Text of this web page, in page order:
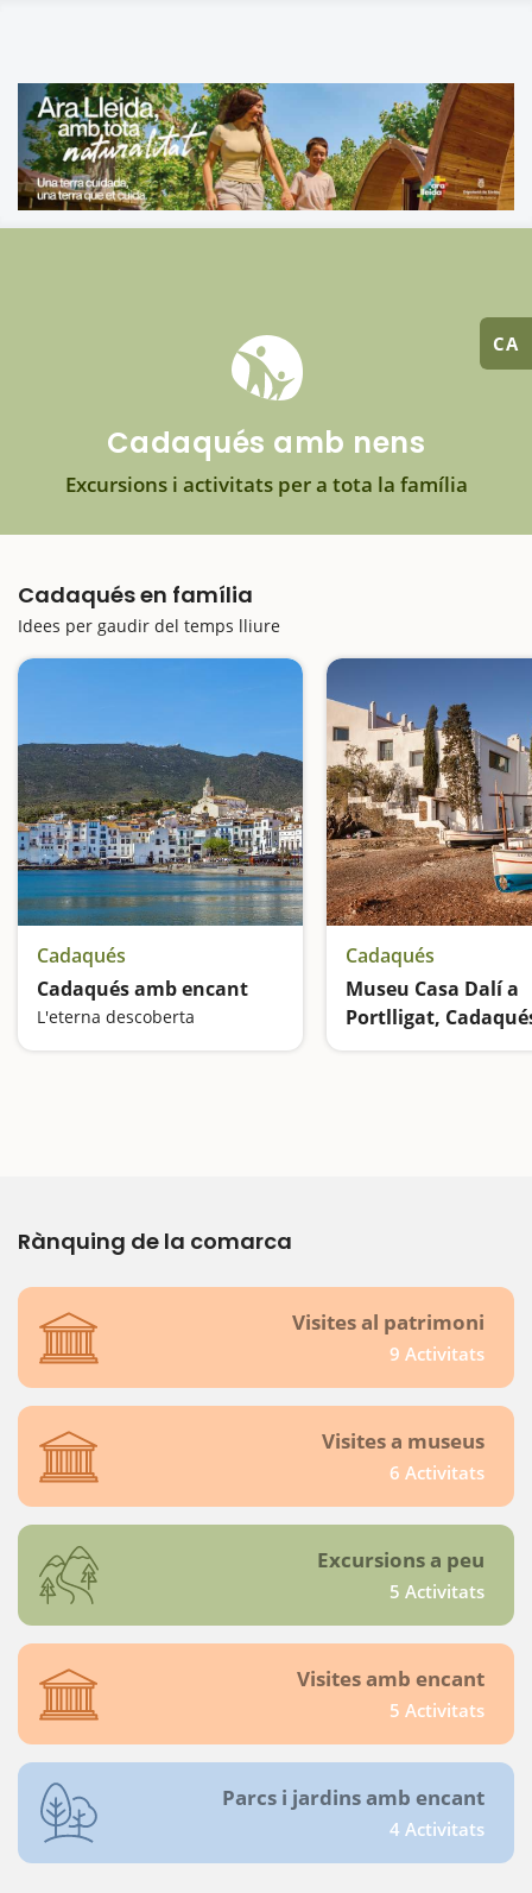
CA
Cadaqués amb nens
Excursions i activitats per a tota la família
Cadaqués en família
Idees per gaudir del temps lliure
Cadaqués
Cadaqués amb encant
L'eterna descoberta
Cadaqués
Museu Casa Dalí a
Portlligat,
Rànquing de la comarca
Visites al patrimoni
9 Activitats
Visites a museus
6 Activitats
Excursions a peu
5 Activitats
Visites amb encant
5 Activitats
Parcs i jardins amb encant
4 Activitats